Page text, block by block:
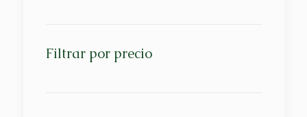
Filtrar por precio